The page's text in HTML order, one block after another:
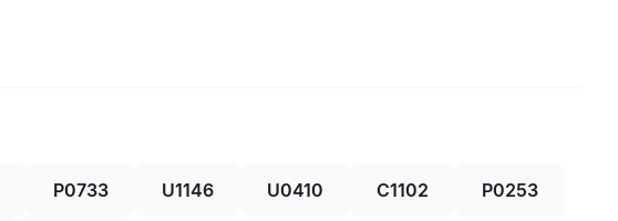
P0733 U1146 U0410 C1102 P0253